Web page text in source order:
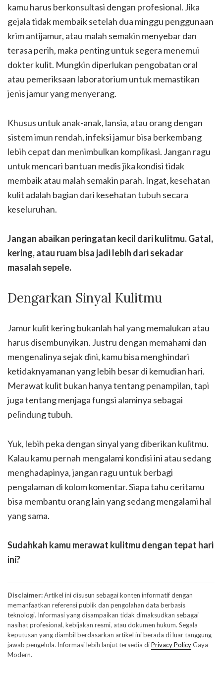
kamu harus berkonsultasi dengan profesional. Jika
gejala tidak membaik setelah dua minggu penggunaan
krim antijamur, atau malah semakin menyebar dan
terasa perih, maka penting untuk segera menemui
dokter kulit. Mungkin diperlukan pengobatan oral
atau pemeriksaan laboratorium untuk memastikan
jenis jamur yang menyerang.
Khusus untuk anak-anak, lansia, atau orang dengan
sistem imun rendah, infeksi jamur bisa berkembang
lebih cepat dan menimbulkan komplikasi. Jangan ragu
untuk mencari bantuan medis jika kondisi tidak
membaik atau malah semakin parah. Ingat, kesehatan
kulit adalah bagian dari kesehatan tubuh secara
keseluruhan.
Jangan abaikan peringatan kecil dari kulitmu. Gatal,
kering, atau ruam bisa jadi lebih dari sekadar
masalah sepele.
Dengarkan Sinyal Kulitmu
Jamur kulit kering bukanlah hal yang memalukan atau
harus disembunyikan. Justru dengan memahami dan
mengenalinya sejak dini, kamu bisa menghindari
ketidaknyamanan yang lebih besar di kemudian hari.
Merawat kulit bukan hanya tentang penampilan, tapi
juga tentang menjaga fungsi alaminya sebagai
pelindung tubuh.
Yuk, lebih peka dengan sinyal yang diberikan kulitmu.
Kalau kamu pernah mengalami kondisi ini atau sedang
menghadapinya, jangan ragu untuk berbagi
pengalaman di kolom komentar. Siapa tahu ceritamu
bisa membantu orang lain yang sedang mengalami hal
yang sama.
Sudahkah kamu merawat kulitmu dengan tepat hari
ini?
Disclaimer:Artikel ini disusun sebagai konten informatif dengan
memanfaatkan referensi publik dan pengolahan data berbasis
teknologi. Informasi yang disampaikan tidak dimaksudkan sebagai
nasihat profesional, kebijakan resmi, atau dokumen hukum. Segala
keputusan yang diambil berdasarkan artikel ini berada di luar tanggung
jawab pengelola. Informasi lebih lanjut tersedia diPrivacy PolicyGaya
Modern.